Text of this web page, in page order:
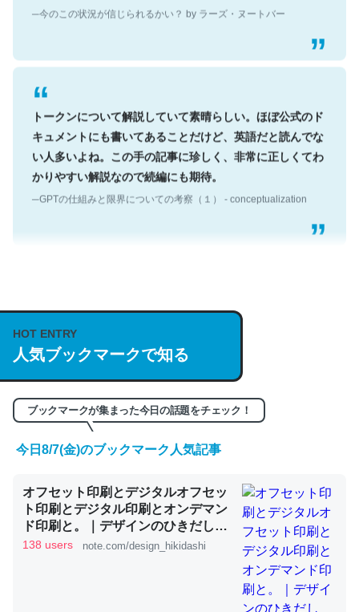
─今のこの状況が信じられるかい？ by ラーズ・ヌートバー
トークンについて解説していて素晴らしい。ほぼ公式のド
キュメントにも書いてあることだけど、英語だと読んでな
い人多いよね。この手の記事に珍しく、非常に正しくてわ
かりやすい解説なので続編にも期待。
─GPTの仕組みと限界についての考察（１） - conceptualization
説してる記事が少ないので貴重な良記事。/続編来た
https://isobe324649.hatenablog.com/entry/2023/03/27
/064121
─GPTの仕組みと限界についての考察（１） - conceptualization
くらい。小説でいう「ずっと前の伏線」は回収されないけ
ど、短期記憶というには多い分量。進化すればするほど分
かりやすく強くなりそう
─GPTの仕組みと限界についての考察（１） - conceptualization
HOT ENTRY
人気ブックマークで知る
ブックマークが集まった今日の話題をチェック！
今日8/7(金)のブックマーク人気記事
オフセット印刷とデジタルオフセッ
ト印刷とデジタル印刷とオンデマン
ド印刷と。｜デザインのひきだし
津田淳子
138 users note.com/design_hikidashi